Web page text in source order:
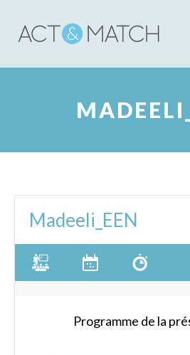
Madeeli_EEN
Programme de la